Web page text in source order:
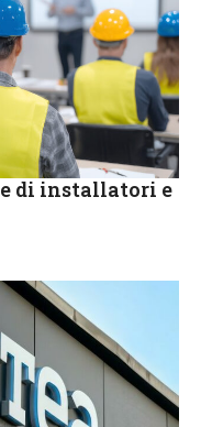
di installatori e